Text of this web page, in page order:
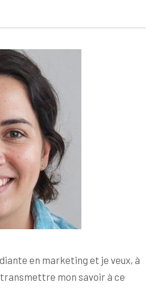
en marketing et je veux, à
mon savoir à ce